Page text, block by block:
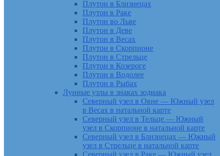
Плутон в Близнецах
Плутон в Раке
Плутон во Льве
Плутон в Деве
Плутон в Весах
Плутон в Скорпионе
Плутон в Стрельце
Плутон в Козероге
Плутон в Водолее
Плутон в Рыбах
Лунные узлы в знаках зодиака
Северный узел в Овне — Южный узел
в Весах в натальной карте
Северный узел в Тельце — Южный
узел в Скорпионе в натальной карте
Северный узел в Близнецах — Южный
узел в Стрельце в натальной карте
Северный узел в Раке — Южный узел